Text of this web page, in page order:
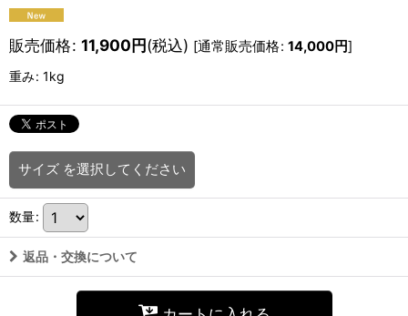
販売価格: 11,900円(税込) [通常販売価格: 14,000円]
重み: 1kg
サイズ を選択してください
数量:
返品・交換について